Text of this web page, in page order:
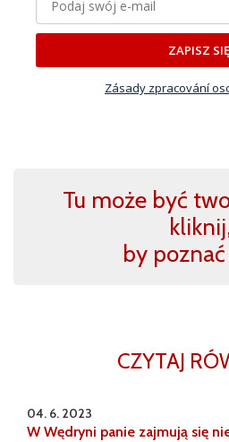
ZAPISZ
Zásady zpracování
Tu może być
by
CZYTAJ
04. 6. 2023
W Wędryni panie zajmują się